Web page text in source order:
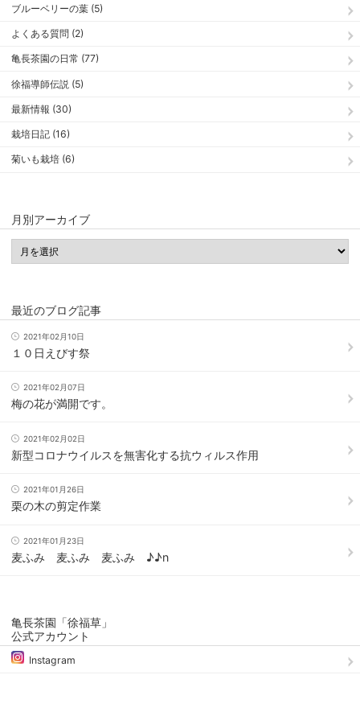
ブルーベリーの葉 (5)
よくある質問 (2)
亀長茶園の日常 (77)
徐福導師伝説 (5)
最新情報 (30)
栽培日記 (16)
菊いも栽培 (6)
月別アーカイブ
最近のブログ記事
2021年02月10日
１０日えびす祭
2021年02月07日
梅の花が満開です。
2021年02月02日
新型コロナウイルスを無害化する抗ウィルス作用
2021年01月26日
栗の木の剪定作業
2021年01月23日
麦ふみ 麦ふみ 麦ふみ ♪♪n
亀長茶園「徐福草」
公式アカウント
Instagram